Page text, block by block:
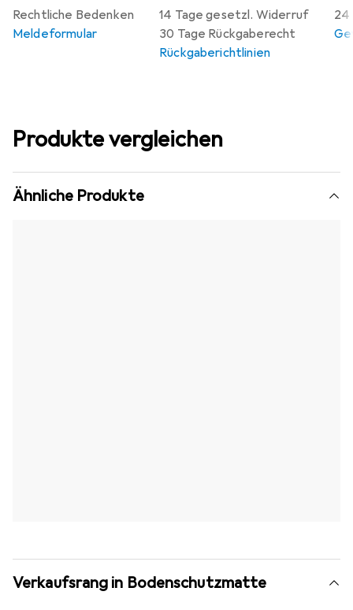
14 Tage gesetzl. Widerruf
30 Tage Rückgaberecht
Rückgaberichtlinien
24
Rechtliche Bedenken
Meldeformular
Produkte vergleichen
Ähnliche Produkte
Verkaufsrang in Bodenschutzmatte